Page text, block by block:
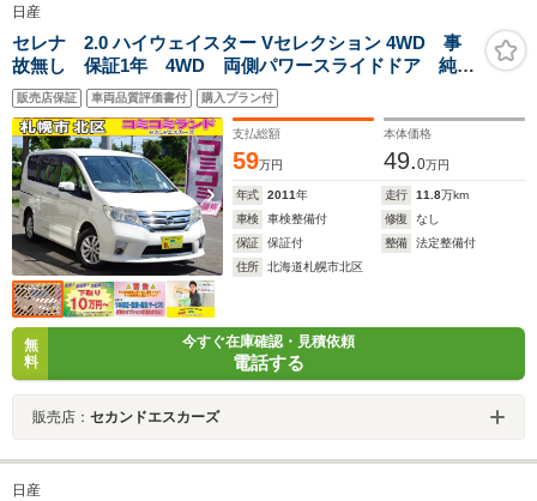
日産
セレナ 2.0 ハイウェイスター Vセレクション 4WD 事
故無し 保証1年 4WD 両側パワースライドドア 純正
ナビ フリップダウンモニター クルーズコントロー
ル プッシュスタート インテリジェントキー アイド
リングストップ ETC 純正HID シートカバー
販売店保証 車両品質評価書付 購入プラン付
支払総額
59万円
本体価格
49.0万円
年式 2011年 走行 11.8万km
車検
車検整備付 修復
なし
保証
保証付 整備
法定整備付
住所
北海道札幌市北区
無
料
今すぐ在庫確認・見積依頼
電話する
販売店： セカンドエスカーズ
日産